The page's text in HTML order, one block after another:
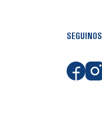
SEGUINOS